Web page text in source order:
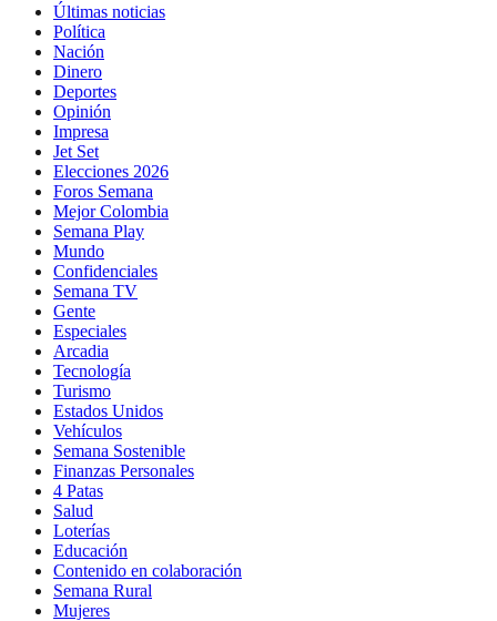
Últimas noticias
Política
Nación
Dinero
Deportes
Opinión
Impresa
Jet Set
Elecciones 2026
Foros Semana
Mejor Colombia
Semana Play
Mundo
Confidenciales
Semana TV
Gente
Especiales
Arcadia
Tecnología
Turismo
Estados Unidos
Vehículos
Semana Sostenible
Finanzas Personales
4 Patas
Salud
Loterías
Educación
Contenido en colaboración
Semana Rural
Mujeres